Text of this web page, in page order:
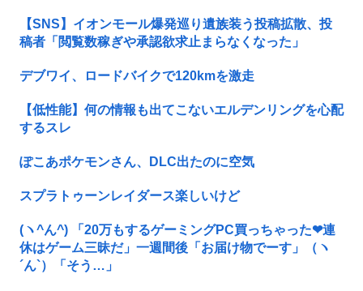
【SNS】イオンモール爆発巡り遺族装う投稿拡散、投
稿者「閲覧数稼ぎや承認欲求止まらなくなった」
デブワイ、ロードバイクで120kmを激走
【低性能】何の情報も出てこないエルデンリングを心配
するスレ
ぽこあポケモンさん、DLC出たのに空気
スプラトゥーンレイダース楽しいけど
(ヽ^ん^) 「20万もするゲーミングPC買っちゃった❤連
休はゲーム三昧だ」一週間後「お届け物でーす」（ヽ
´ん`）「そう…」